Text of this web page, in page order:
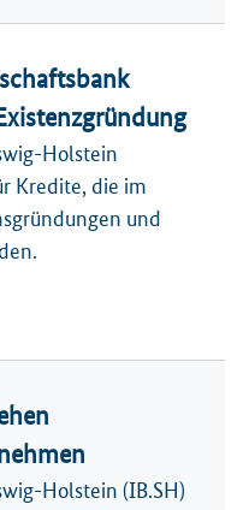
Holstein
Kredite, die im
und
Holstein (IB.SH)